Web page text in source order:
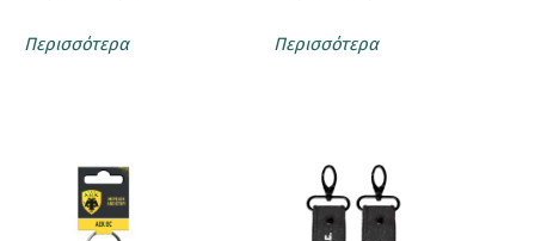
Περισσότερα Περισσότερα